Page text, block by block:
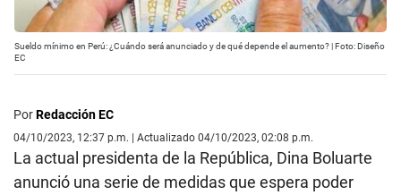
Sueldo mínimo en Perú: ¿Cuándo será anunciado y de qué depende el aumento? | Foto: Diseño
EC
PorRedacción EC
04/10/2023, 12:37 p.m. | Actualizado 04/10/2023, 02:08 p.m.
La actual presidenta de la República, Dina Boluarte
anunció una serie de medidas que espera poder